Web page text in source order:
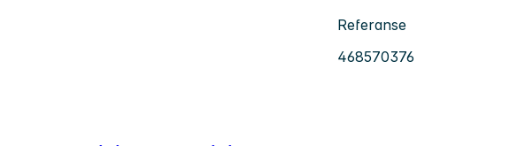
Referanse
468570376